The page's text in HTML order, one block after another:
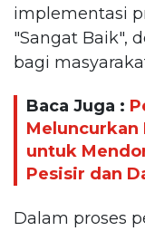
implementasi
"Sangat Baik",
bagi
Baca Juga :
Meluncurkan
untuk
Pesisir dan
Dalam proses